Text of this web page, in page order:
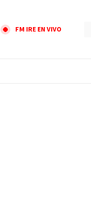
FM IRE EN VIVO